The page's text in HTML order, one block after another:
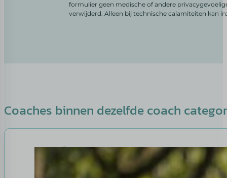
formulier geen medische of andere
verwijderd. Alleen bij technische calamiteiten kan
Coaches binnen dezelfde coach